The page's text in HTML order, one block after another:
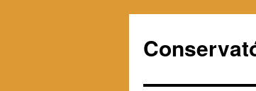
o
conteúdo